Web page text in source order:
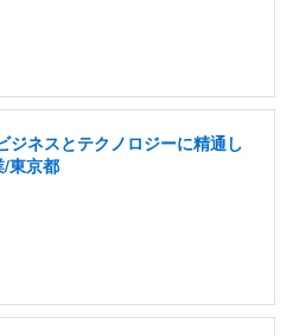
ジネスとテクノロジーに精通し
東京都